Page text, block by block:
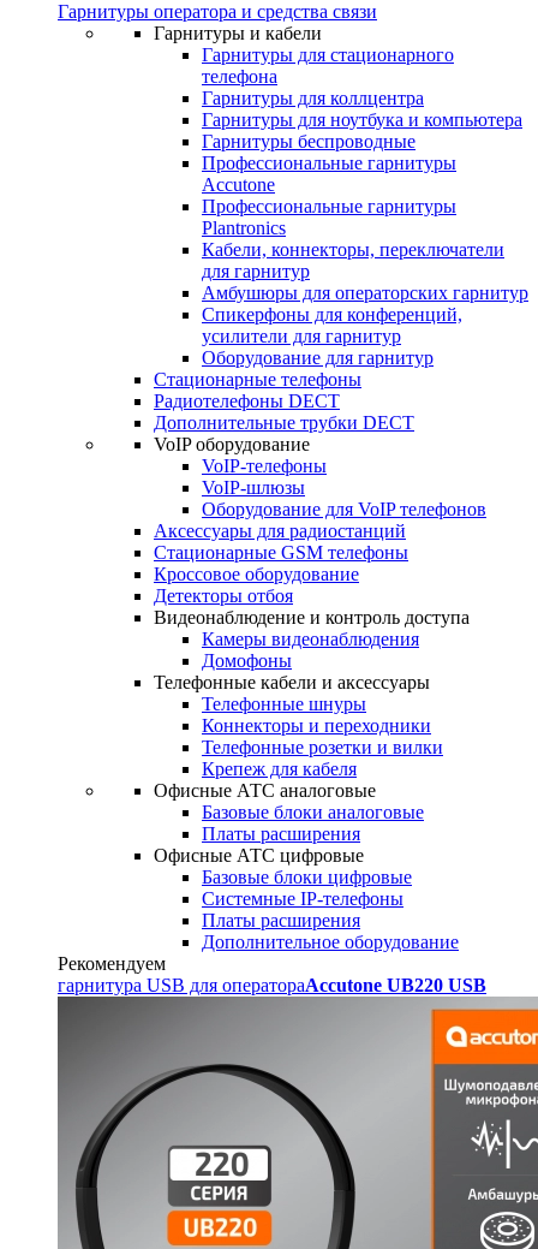
Гарнитуры оператора и средства связи
Гарнитуры и кабели
Гарнитуры для стационарного
телефона
Гарнитуры для коллцентра
Гарнитуры для ноутбука и компьютера
Гарнитуры беспроводные
Профессиональные гарнитуры
Accutone
Профессиональные гарнитуры
Plantronics
Кабели, коннекторы, переключатели
для гарнитур
Амбушюры для операторских гарнитур
Cпикерфоны для конференций,
усилители для гарнитур
Оборудование для гарнитур
Стационарные телефоны
Радиотелефоны DECT
Дополнительные трубки DECT
VoIP оборудование
VoIP-телефоны
VoIP-шлюзы
Оборудование для VoIP телефонов
Аксессуары для радиостанций
Стационарные GSM телефоны
Кроссовое оборудование
Детекторы отбоя
Видеонаблюдение и контроль доступа
Камеры видеонаблюдения
Домофоны
Телефонные кабели и аксессуары
Телефонные шнуры
Коннекторы и переходники
Телефонные розетки и вилки
Крепеж для кабеля
Офисные АТС аналоговые
Базовые блоки аналоговые
Платы расширения
Офисные АТС цифровые
Базовые блоки цифровые
Системные IP-телефоны
Платы расширения
Дополнительное оборудование
Рекомендуем
гарнитура USB для оператораAccutone UB220 USB